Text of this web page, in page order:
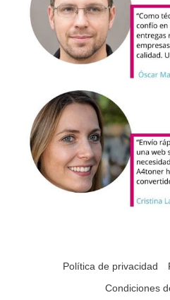
Política de privacidad
Condiciones